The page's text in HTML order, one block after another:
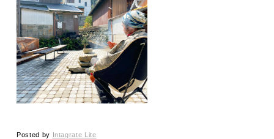
Posted by Intagrate Lite